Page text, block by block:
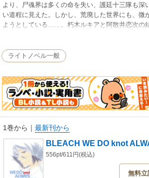
より、尸魂界は多くの命を失い、護廷十三隊も深
い道程に見えた。しかし、荒廃した世界にも、微
ようとしている……。朽木ルキアと阿散井恋次の
ライトノベル一般
1巻から ｜ 最新刊から
BLEACH WE DO knot
556pt/611円(税込)
無料立